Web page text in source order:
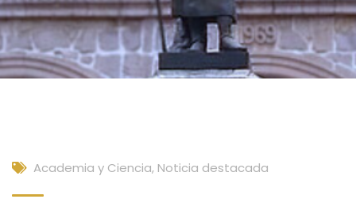
Academia y Ciencia, Noticia destacada